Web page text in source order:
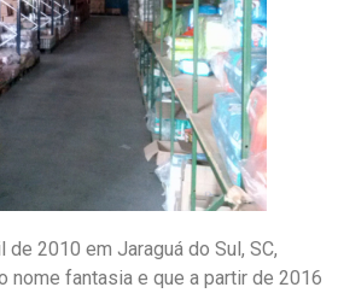
de 2010 em Jaraguá do Sul, SC,
nome fantasia e que a partir de 2016